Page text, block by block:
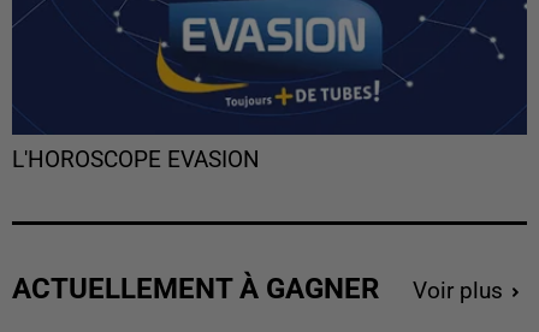
L'HOROSCOPE EVASION
ACTUELLEMENT À GAGNER Voir plus